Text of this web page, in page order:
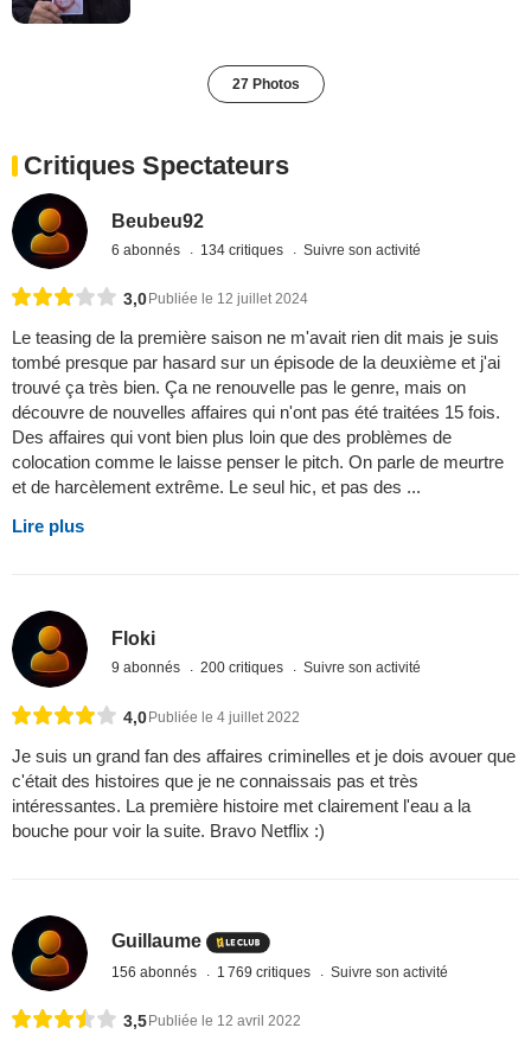
27 Photos
Critiques Spectateurs
Beubeu92
6 abonnés 134 critiques Suivre son activité
3,0 Publiée le 12 juillet 2024
Le teasing de la première saison ne m'avait rien dit mais je suis
tombé presque par hasard sur un épisode de la deuxième et j'ai
trouvé ça très bien. Ça ne renouvelle pas le genre, mais on
découvre de nouvelles affaires qui n'ont pas été traitées 15 fois.
Des affaires qui vont bien plus loin que des problèmes de
colocation comme le laisse penser le pitch. On parle de meurtre
et de harcèlement extrême. Le seul hic, et pas des ...
Lire plus
Floki
9 abonnés 200 critiques Suivre son activité
4,0Publiée le 4 juillet 2022
Je suis un grand fan des affaires criminelles et je dois avouer que
c'était des histoires que je ne connaissais pas et très
intéressantes. La première histoire met clairement l'eau a la
bouche pour voir la suite. Bravo Netflix :)
Guillaume
156 abonnés 1 769 critiques Suivre son activité
3,5Publiée le 12 avril 2022